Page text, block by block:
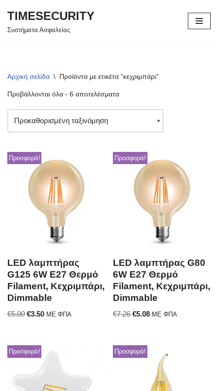
Μεταπηδήστε
TIMESECURITY
Συστήματα Ασφαλείας
Αρχική σελίδα \ Προϊόντα με ετικέτα “κεχριμπάρι”
Προβάλλονται όλα - 6 αποτελέσματα
Προσφορά!
LED λαμπτήρας
G125 6W E27 Θερμό
Filament, Κεχριμπάρι,
Dimmable
€5.00 €3.50 ΜΕ ΦΠΑ
Προσφορά!
LED λαμπτήρας G80
6W E27 Θερμό
Filament, Κεχριμπάρι,
Dimmable
€7.26 €5.08 ΜΕ ΦΠΑ
Προσφορά! Προσφορά!